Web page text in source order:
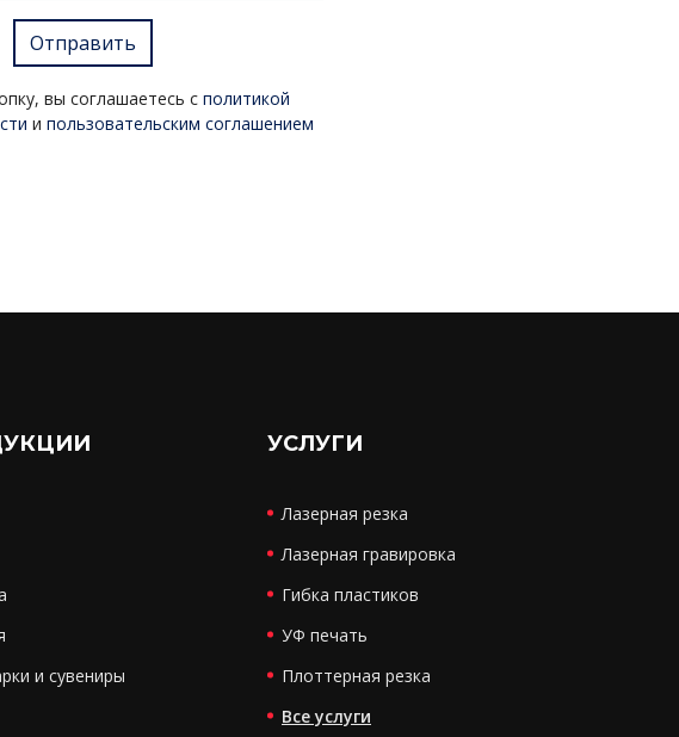
Отправить
вы соглашаетесь с политикой
и пользовательским соглашением
и сувениры
УСЛУГИ
Лазерная резка
Лазерная гравировка
Гибка пластиков
УФ печать
Плоттерная резка
Все услуги